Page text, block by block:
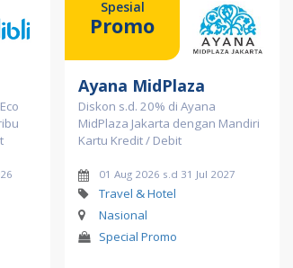
Spesial
Promo
Ayana MidPlaza
Diskon s.d. 20% di Ayana
MidPlaza Jakarta dengan Mandiri
Kartu Kredit / Debit
01 Aug 2026 s.d 31 Jul 2027
Travel & Hotel
Nasional
Special Promo